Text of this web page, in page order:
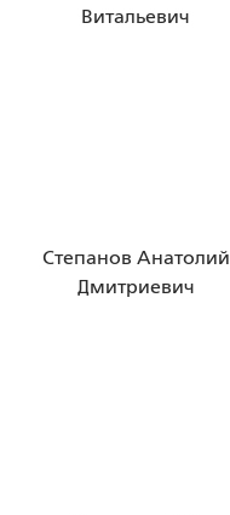
Витальевич
Степанов Анатолий
Дмитриевич